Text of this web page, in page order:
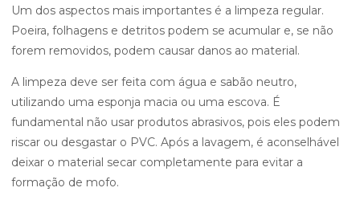
Um dos aspectos mais importantes é a limpeza regular.
Poeira, folhagens e detritos podem se acumular e, se não
forem removidos, podem causar danos ao material.
A limpeza deve ser feita com água e sabão neutro,
utilizando uma esponja macia ou uma escova. É
fundamental não usar produtos abrasivos, pois eles podem
riscar ou desgastar o PVC. Após a lavagem, é aconselhável
deixar o material secar completamente para evitar a
formação de mofo.